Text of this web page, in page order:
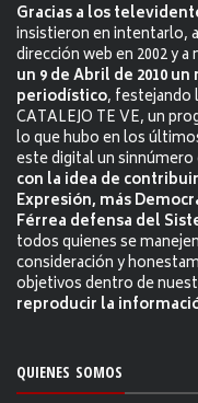
Gracias a los
insistieron en intentarlo,
dirección web en 2002 y
un 9 de Abril de 2010
periodístico, festejando
CATALEJO TE VE, un
lo que hubo en los
este digital un sinnúmero
con la idea de
Expresión, más
Férrea defensa del
todos quienes se
consideración y
objetivos dentro de
reproducir la
QUIENES SOMOS